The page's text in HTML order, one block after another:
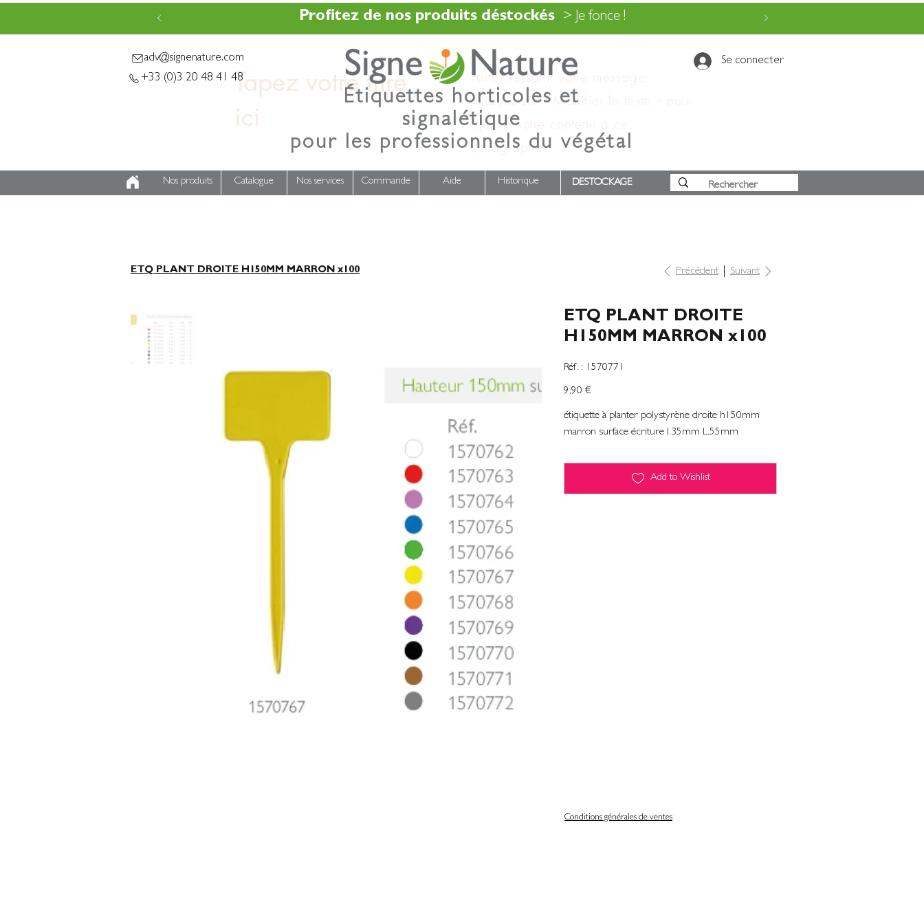
Profitez de nos produits déstockés > Je fonce !
Tapez votre titre
Faites ressortir votre message.
Cliquez sur « Modifier le texte » pour
ajouter votre contenu à ce
paragraphe.
adv@signenature.com
+33 (0)3 20 48 41 48
Se connecter
Étiquettes horticoles et
signalétique
pour les professionnels du végétal
Nos produits Catalogue Nos services Commande Aide Historique DESTOCKAGE
ETQ PLANT DROITE H150MM MARRON x100 Précédent Suivant
ETQ PLANT DROITE
H150MM MARRON x100
Réf. :
SKU
1570771
1570771
Prix
9,90 €
étiquette à planter polystyrène droite h150mm
marron surface écriture l.35mm L.55mm
Add to Wishlist
Conditions générales de ventes